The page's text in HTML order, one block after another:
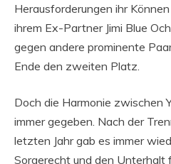
Herausforderungen ihr
ihrem Ex-Partner Jimi Blue
gegen andere prominente
Ende den zweiten Platz.
Doch die Harmonie zwischen
immer gegeben. Nach der
letzten Jahr gab es immer
Sorgerecht und den Unterhalt